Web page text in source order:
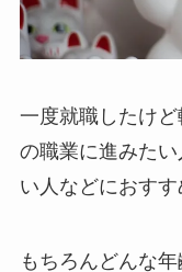
一度就職したけ
の職業に進みた
い人などにおすす
もちろんどんな